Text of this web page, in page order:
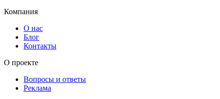
Компания
О нас
Блог
Контакты
О проекте
Вопросы и ответы
Реклама